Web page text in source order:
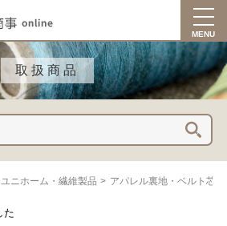
MENU
取扱商品
ニホーム・繊維製品 > アパレル裏地・ベルト芯
た